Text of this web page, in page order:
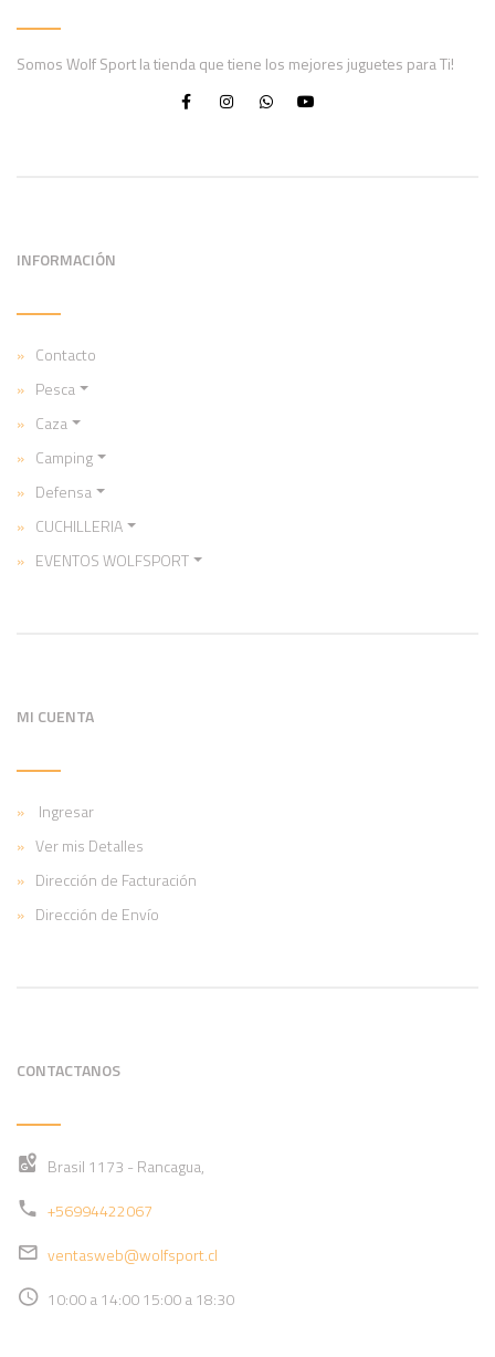
Somos Wolf Sport la tienda que tiene los mejores juguetes para Ti!
INFORMACIÓN
Contacto
Pesca
Caza
Camping
Defensa
CUCHILLERIA
EVENTOS WOLFSPORT
MI CUENTA
Ingresar
Ver mis Detalles
Dirección de Facturación
Dirección de Envío
CONTACTANOS
Brasil 1173 - Rancagua,
+56994422067
ventasweb@wolfsport.cl
10:00 a 14:00 15:00 a 18:30